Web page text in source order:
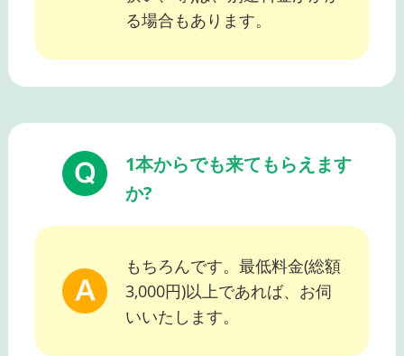
る場合もあります。
1本からでも来てもらえます
か?
もちろんです。最低料金(総額
3,000円)以上であれば、お伺
いいたします。